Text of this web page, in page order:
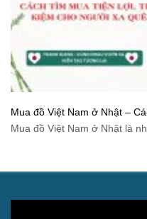
Mua đồ Việt Nam ở Nhật –
người xa quê
Mua đồ Việt Nam ở Nhật là